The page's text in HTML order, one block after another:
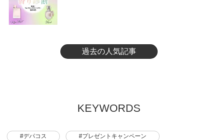
過去の人気記事
KEYWORDS
#デパコス #プレゼントキャンペーン